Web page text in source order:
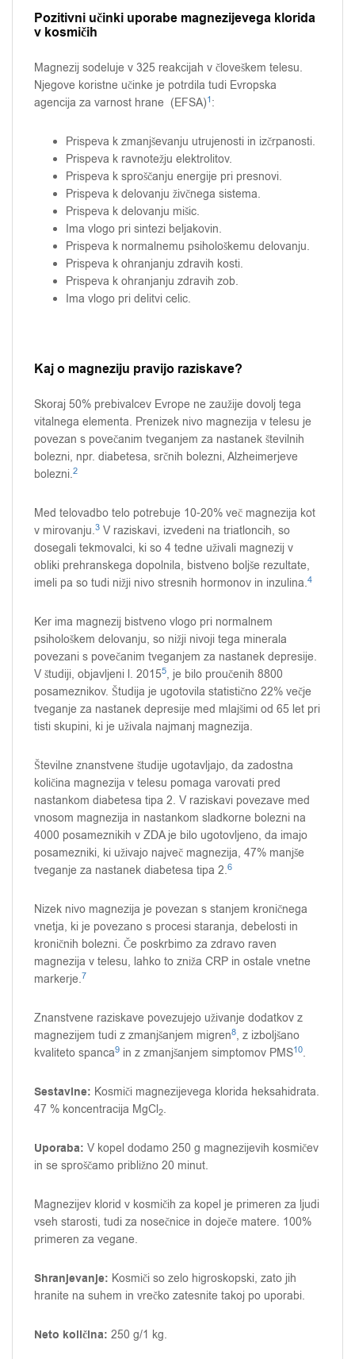
Pozitivni učinki uporabe magnezijevega klorida
v kosmičih
Magnezij sodeluje v 325 reakcijah v človeškem telesu.
Njegove koristne učinke je potrdila tudi Evropska
agencija za varnost hrane (EFSA)1 :
Prispeva k zmanjševanju utrujenosti in izčrpanosti.
Prispeva k ravnotežju elektrolitov.
Prispeva k sproščanju energije pri presnovi.
Prispeva k delovanju živčnega sistema.
Prispeva k delovanju mišic.
Ima vlogo pri sintezi beljakovin.
Prispeva k normalnemu psihološkemu delovanju.
Prispeva k ohranjanju zdravih kosti.
Prispeva k ohranjanju zdravih zob.
Ima vlogo pri delitvi celic.
Kaj o magneziju pravijo raziskave?
Skoraj 50% prebivalcev Evrope ne zaužije dovolj tega
vitalnega elementa. Prenizek nivo magnezija v telesu je
povezan s povečanim tveganjem za nastanek številnih
bolezni, npr. diabetesa, srčnih bolezni, Alzheimerjeve
bolezni.2
Med telovadbo telo potrebuje 10-20% več magnezija kot
v mirovanju.3 V raziskavi, izvedeni na triatloncih, so
dosegali tekmovalci, ki so 4 tedne uživali magnezij v
obliki prehranskega dopolnila, bistveno boljše rezultate,
imeli pa so tudi nižji nivo stresnih hormonov in inzulina.4
Ker ima magnezij bistveno vlogo pri normalnem
psihološkem delovanju, so nižji nivoji tega minerala
povezani s povečanim tveganjem za nastanek depresije.
V študiji, objavljeni l. 20155, je bilo proučenih 8800
posameznikov. Študija je ugotovila statistično 22% večje
tveganje za nastanek depresije med mlajšimi od 65 let pri
tisti skupini, ki je uživala najmanj magnezija.
Številne znanstvene študije ugotavljajo, da zadostna
količina magnezija v telesu pomaga varovati pred
nastankom diabetesa tipa 2. V raziskavi povezave med
vnosom magnezija in nastankom sladkorne bolezni na
4000 posameznikih v ZDA je bilo ugotovljeno, da imajo
posamezniki, ki uživajo največ magnezija, 47% manjše
tveganje za nastanek diabetesa tipa 2.6
Nizek nivo magnezija je povezan s stanjem kroničnega
vnetja, ki je povezano s procesi staranja, debelosti in
kroničnih bolezni. Če poskrbimo za zdravo raven
magnezija v telesu, lahko to zniža CRP in ostale vnetne
markerje.7
Znanstvene raziskave povezujejo uživanje dodatkov z
magnezijem tudi z zmanjšanjem migren8, z izboljšano
kvaliteto spanca9 in z zmanjšanjem simptomov PMS10.
Sestavine: Kosmiči magnezijevega klorida heksahidrata.
47 % koncentracija MgCl2.
Uporaba: V kopel dodamo 250 g magnezijevih kosmičev
in se sproščamo približno 20 minut.
Magnezijev klorid v kosmičih za kopel je primeren za ljudi
vseh starosti, tudi za nosečnice in doječe matere. 100%
primeren za vegane.
Shranjevanje: Kosmiči so zelo higroskopski, zato jih
hranite na suhem in vrečko zatesnite takoj po uporabi.
Neto količina: 250 g/1 kg.